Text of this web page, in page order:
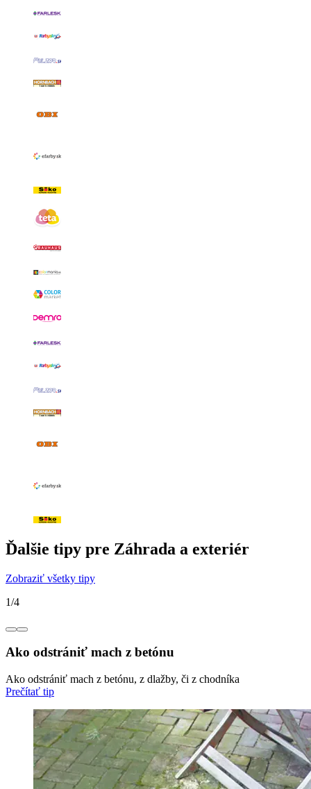
Ďalšie tipy pre Záhrada a exteriér
Zobraziť všetky tipy
1/4
Ako odstrániť mach z betónu
Ako odstrániť mach z betónu, z dlažby, či z chodníka
Prečítať tip